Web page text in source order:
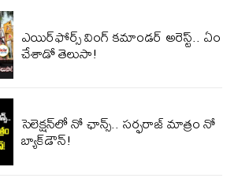
ఎయిర్‌ఫోర్స్ వింగ్ కమాండర్ అరెస్ట్.. ఏం
చేశాడో తెలుసా!
సెలెక్షన్‌లో నో ఛాన్స్.. సర్ఫరాజ్ మాత్రం నో
బ్యాక్‌డౌన్!